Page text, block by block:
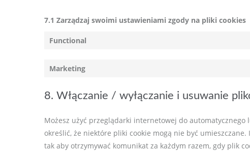
7.1 Zarządzaj swoimi ustawieniami zgody na pliki cookies
Functional
Marketing
8. Włączanie / wyłączanie i usuwanie
Możesz użyć przeglądarki internetowej do
określić, że niektóre pliki cookie mogą nie być
tak aby otrzymywać komunikat za każdym razem, gdy plik